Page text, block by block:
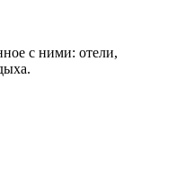
с ними: отели,